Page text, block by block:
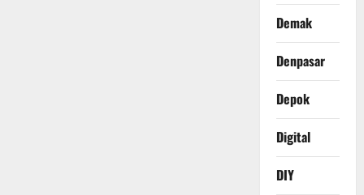
Demak
Denpasar
Depok
Digital
DIY